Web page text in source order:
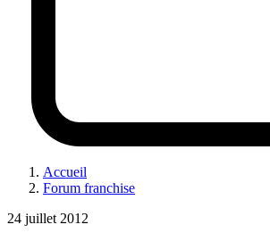
Accueil
Forum franchise
24 juillet 2012